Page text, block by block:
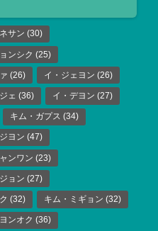
サン (30)
ンシク (25)
(26) イ・ジェヨン (26)
ェ (36) イ・デヨン (27)
キム・ガプス (34)
ヨン (47)
ンワン (23)
ョン (27)
(32) キム・ミギョン (32)
ンオク (36)